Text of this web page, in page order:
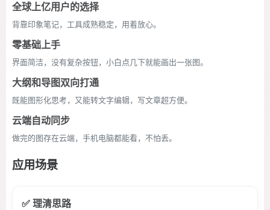
全球上亿用户的选择
背靠印象笔记，工具成熟稳定，用着放心。
零基础上手
界面简洁，没有复杂按钮，小白点几下就能画出一张图。
大纲和导图双向打通
既能图形化思考，又能转文字编辑，写文章超方便。
云端自动同步
做完的图存在云端，手机电脑都能看，不怕丢。
应用场景
✅ 理清思路